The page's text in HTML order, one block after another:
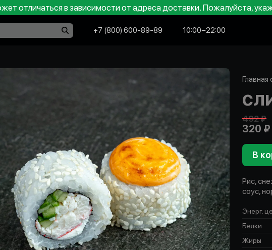
отличаться в зависимости от адреса доставки. Пожалуйста,
+7 (800) 600-89-89 10:00−22:00
Главная
492 ₽
320 ₽
В
Рис,
соус,
Энерг.
Белки
Жиры